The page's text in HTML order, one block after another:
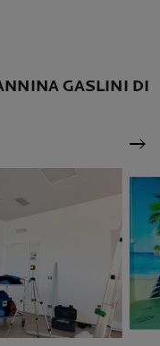
GASLINI DI